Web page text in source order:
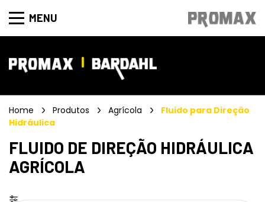
MENU
Home Produtos Agrícola
Fluido para Direção
Hidráulica
FLUIDO DE DIREÇÃO HIDRÁULICA
AGRÍCOLA